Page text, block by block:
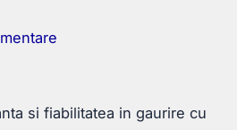
si fiabilitatea in gaurire cu